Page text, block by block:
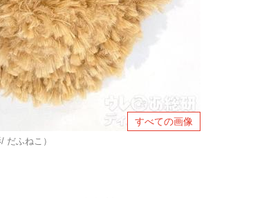
すべての画像
ふねこ）